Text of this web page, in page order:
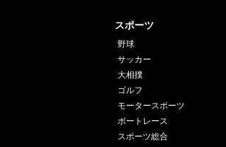
スポーツ
野球
サッカー
大相撲
ゴルフ
モータースポーツ
ボートレース
スポーツ総合